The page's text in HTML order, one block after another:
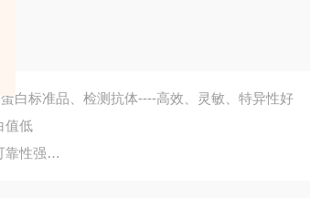
白标准品、检测抗体----高效、灵敏、特异性好
值低
靠性强